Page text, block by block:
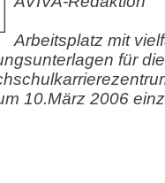
Arbeitsplatz mit
für
10.März 2006